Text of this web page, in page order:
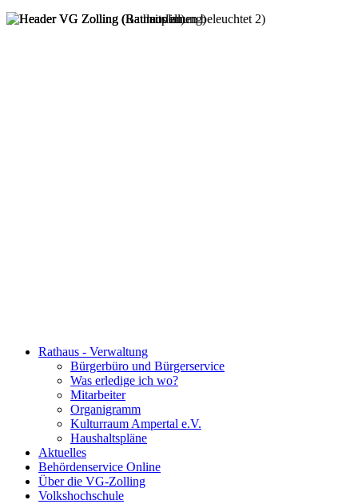
Rathaus - Verwaltung
Bürgerbüro und Bürgerservice
Was erledige ich wo?
Mitarbeiter
Organigramm
Kulturraum Ampertal e.V.
Haushaltspläne
Aktuelles
Behördenservice Online
Über die VG-Zolling
Volkshochschule